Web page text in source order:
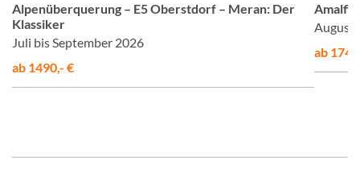
Alpenüberquerung – E5 Oberstdorf – Meran: Der
Klassiker
Juli bis September 2026
ab 1490,- €
Amalfis
August
ab